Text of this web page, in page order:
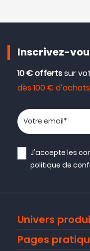
Inscrivez-
10 € offertssur
dès 100 €
Votre adresse email
J'accepte les
politique de
Univers
Pages